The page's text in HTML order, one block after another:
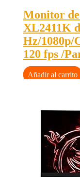
Monitor
XL2411K
Hz/1080p/
120 fps /
Añadir al carrito